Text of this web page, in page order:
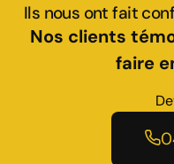
Ils nous ont fait
Nos clients
faire